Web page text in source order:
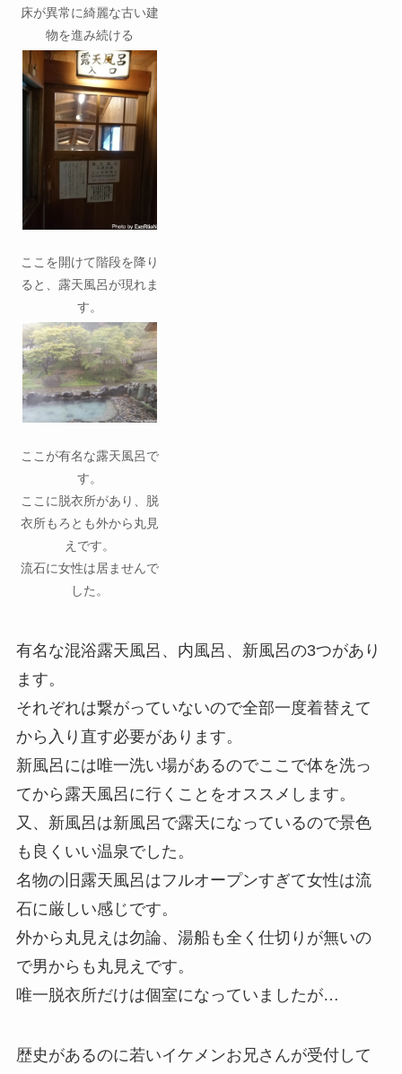
床が異常に綺麗な古い建
物を進み続ける
ここを開けて階段を降り
ると、露天風呂が現れま
す。
ここが有名な露天風呂で
す。
ここに脱衣所があり、脱
衣所もろとも外から丸見
えです。
流石に女性は居ませんで
した。
有名な混浴露天風呂、内風呂、新風呂の3つがあり
ます。
それぞれは繋がっていないので全部一度着替えて
から入り直す必要があります。
新風呂には唯一洗い場があるのでここで体を洗っ
てから露天風呂に行くことをオススメします。
又、新風呂は新風呂で露天になっているので景色
も良くいい温泉でした。
名物の旧露天風呂はフルオープンすぎて女性は流
石に厳しい感じです。
外から丸見えは勿論、湯船も全く仕切りが無いの
で男からも丸見えです。
唯一脱衣所だけは個室になっていましたが…
歴史があるのに若いイケメンお兄さんが受付して